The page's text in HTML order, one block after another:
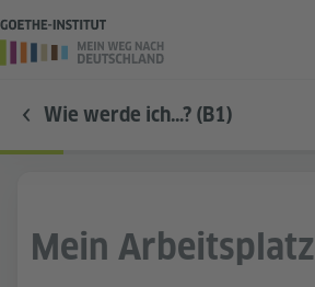
Wie werde ich…? (B1)
Mein Arbeitsplatz